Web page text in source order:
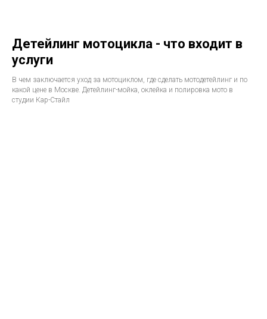
Детейлинг мотоцикла - что входит в
услуги
В чем заключается уход за мотоциклом, где сделать мотодетейлинг и по
какой цене в Москве. Детейлинг-мойка, оклейка и полировка мото в
студии Кар-Стайл